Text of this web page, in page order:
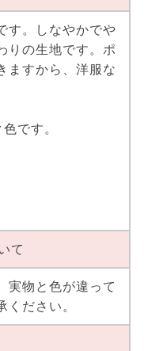
す。しなやかでや
りの生地です。ポ
ますから、洋服な
です。
て
実物と色が違って
ください。